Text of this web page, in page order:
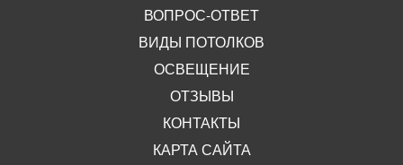
ВОПРОС-ОТВЕТ
ВИДЫ ПОТОЛКОВ
ОСВЕЩЕНИЕ
ОТЗЫВЫ
КОНТАКТЫ
КАРТА САЙТА